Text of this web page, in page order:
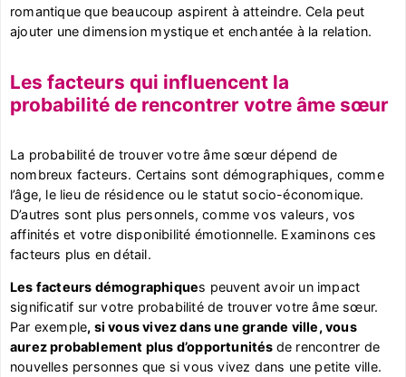
romantique que beaucoup aspirent à atteindre. Cela peut
ajouter une dimension mystique et enchantée à la relation.
Les facteurs qui influencent la
probabilité de rencontrer votre âme sœur
La probabilité de trouver votre âme sœur dépend de
nombreux facteurs. Certains sont démographiques, comme
l’âge, le lieu de résidence ou le statut socio-économique.
D’autres sont plus personnels, comme vos valeurs, vos
affinités et votre disponibilité émotionnelle. Examinons ces
facteurs plus en détail.
Les facteurs démographiques peuvent avoir un impact
significatif sur votre probabilité de trouver votre âme sœur.
Par exemple, si vous vivez dans une grande ville, vous
aurez probablement plus d’opportunités de rencontrer de
nouvelles personnes que si vous vivez dans une petite ville.